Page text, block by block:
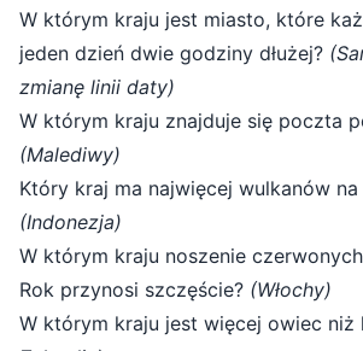
W którym kraju jest miasto, które
jeden dzień dwie godziny dłużej?
zmianę linii daty)
W którym kraju znajduje się poczta
(Malediwy)
Który kraj ma najwięcej wulkanów na
(Indonezja)
W którym kraju noszenie
Rok przynosi szczęście? (Włochy)
W którym kraju jest więcej owiec niż